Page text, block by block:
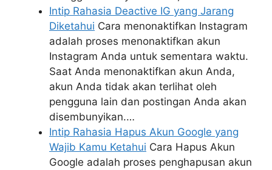
Intip Rahasia Deactive IG yang Jarang
Diketahui Cara menonaktifkan Instagram
adalah proses menonaktifkan akun
Instagram Anda untuk sementara waktu.
Saat Anda menonaktifkan akun Anda,
akun Anda tidak akan terlihat oleh
pengguna lain dan postingan Anda akan
disembunyikan.…
Intip Rahasia Hapus Akun Google yang
Wajib Kamu Ketahui Cara Hapus Akun
Google adalah proses penghapusan akun